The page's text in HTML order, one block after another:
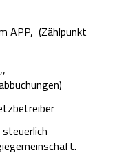
APP, (Zählpunkt